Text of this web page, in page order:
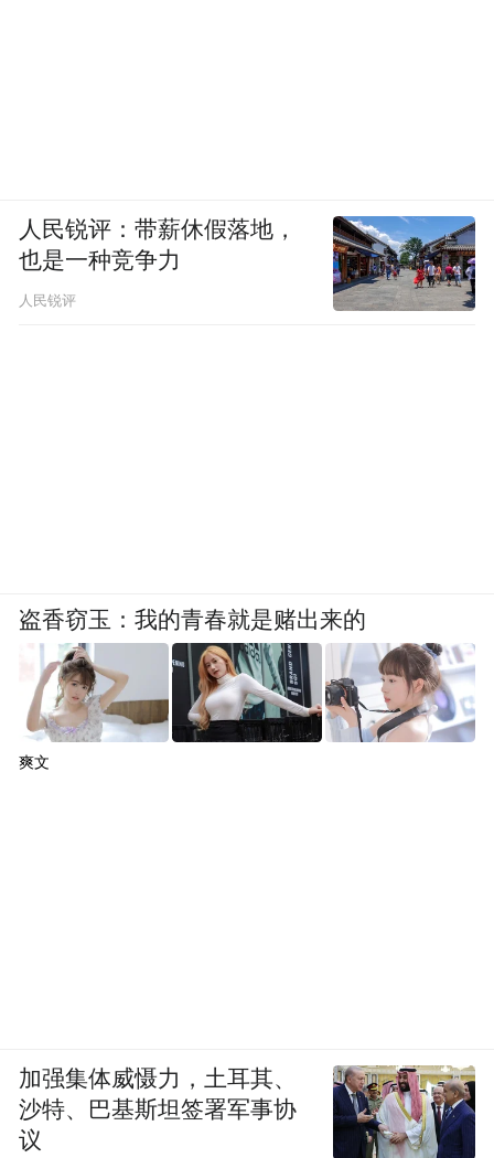
人民锐评：带薪休假落地，
也是一种竞争力
人民锐评
盗香窃玉：我的青春就是赌出来的
爽文
加强集体威慑力，土耳其、
沙特、巴基斯坦签署军事协
议